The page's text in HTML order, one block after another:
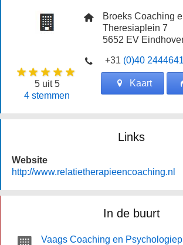
Broeks Coaching
Theresiaplein 7
5652 EV
+31 (0)40 2444641
5uit 5
4 stemmen
Kaart
Links
Website
http://www.relatietherapieencoaching.nl
In de buurt
Vaags Coaching en